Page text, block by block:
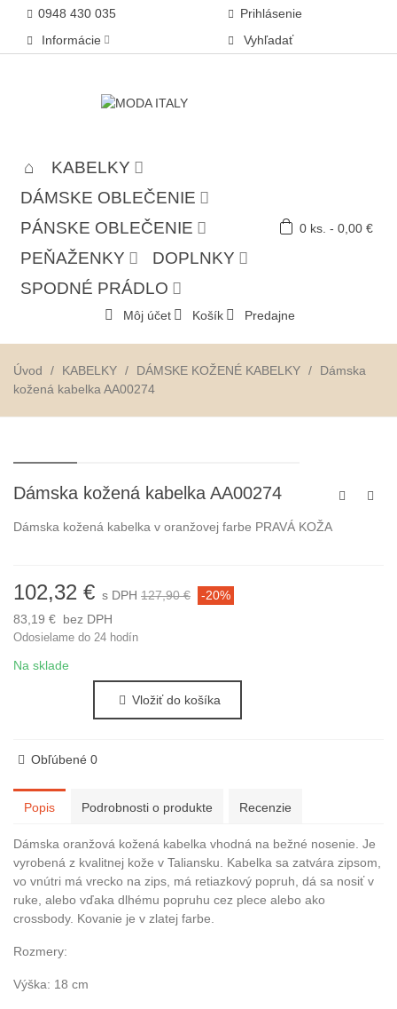
0948 430 035
Informácie
Prihlásenie
Vyhľadať
KABELKY
DÁMSKE OBLEČENIE
PÁNSKE OBLEČENIE
PEŇAŽENKY
DOPLNKY
SPODNÉ PRÁDLO
0 ks. - 0,00 €
Môj účet Košík Predajne
Úvod / KABELKY / DÁMSKE KOŽENÉ KABELKY /
Dámska
kožená kabelka AA00274
Dámska kožená kabelka AA00274
Dámska kožená kabelka v oranžovej farbe PRAVÁ KOŽA
102,32 € s DPH 127,90 €
-20%
83,19 € bez DPH
Odosielame do 24 hodín
Na sklade
Vložiť do košíka
Obľúbené 0
Popis Podrobnosti o produkte Recenzie
Dámska oranžová kožená kabelka vhodná na bežné nosenie. Je
vyrobená z kvalitnej kože v Taliansku. Kabelka sa zatvára zipsom,
vo vnútri má vrecko na zips, má retiazkový popruh, dá sa nosiť v
ruke, alebo vďaka dlhému popruhu cez plece alebo ako
crossbody. Kovanie je v zlatej farbe.
Rozmery:
Výška: 18 cm